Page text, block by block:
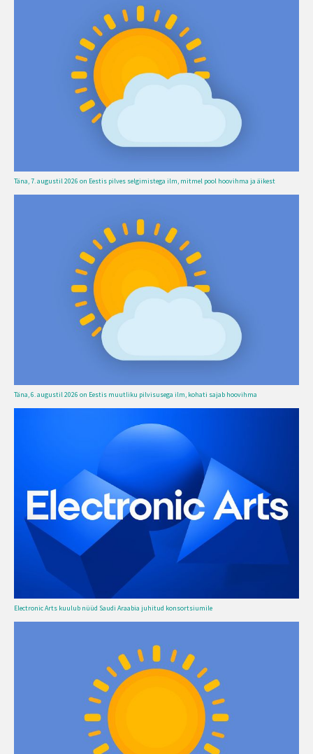
Täna, 7. augustil 2026 on Eestis pilves selgimistega ilm, mitmel pool hoovihma ja äikest
Täna, 6. augustil 2026 on Eestis muutliku pilvisusega ilm, kohati sajab hoovihma
Electronic Arts kuulub nüüd Saudi Araabia juhitud konsortsiumile